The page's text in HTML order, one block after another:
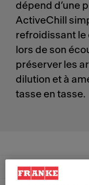
dépend d’une
ActiveChill
refroidissant
lors de son
préserver les
dilution et à
tasse en tasse.